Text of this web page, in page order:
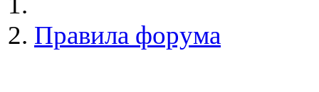
Правила форума